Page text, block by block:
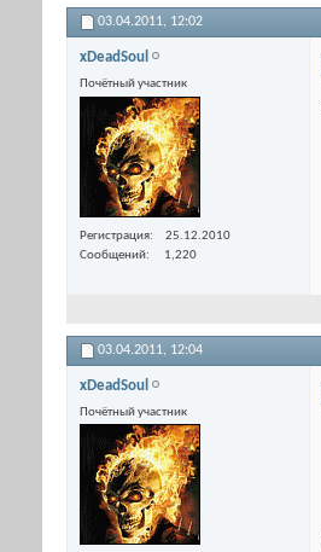
03.04.2011, 12:02
xDeadSoul
Почётный участник
Регистрация
25.12.2010
Сообщений
1,220
03.04.2011, 12:04
xDeadSoul
Почётный участник